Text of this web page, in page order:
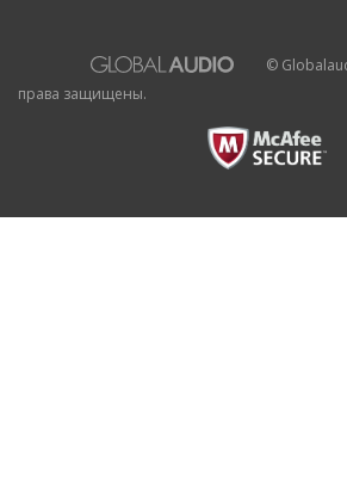
©
права защищены.